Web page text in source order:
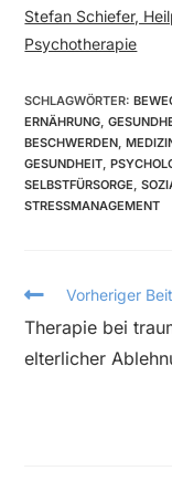
Stefan Schiefer,
Psychotherapie
SCHLAGWÖRTER:
ERNÄHRUNG,
BESCHWERDEN,
GESUNDHEIT,
SELBSTFÜRSORGE,
STRESSMANAGEMENT
Vorheriger
Therapie bei
elterlicher